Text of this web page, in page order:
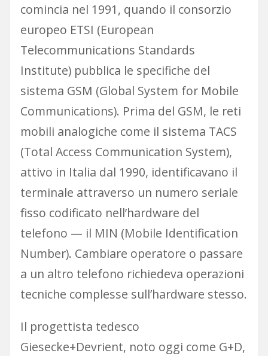
comincia nel 1991, quando il consorzio
europeo ETSI (European
Telecommunications Standards
Institute) pubblica le specifiche del
sistema GSM (Global System for Mobile
Communications). Prima del GSM, le reti
mobili analogiche come il sistema TACS
(Total Access Communication System),
attivo in Italia dal 1990, identificavano il
terminale attraverso un numero seriale
fisso codificato nell’hardware del
telefono — il MIN (Mobile Identification
Number). Cambiare operatore o passare
a un altro telefono richiedeva operazioni
tecniche complesse sull’hardware stesso.
Il progettista tedesco
Giesecke+Devrient, noto oggi come G+D,